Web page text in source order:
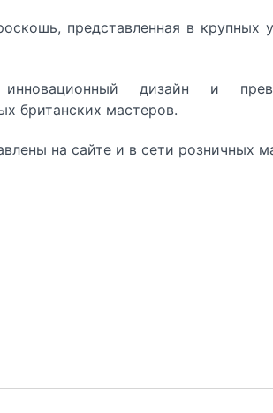
представленная в крупных
дизайн и
британских мастеров.
на сайте и в сети розничных